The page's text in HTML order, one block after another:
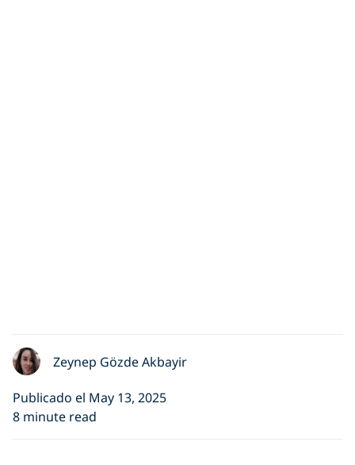
Zeynep Gözde Akbayir
Publicado el May 13, 2025
8 minute read